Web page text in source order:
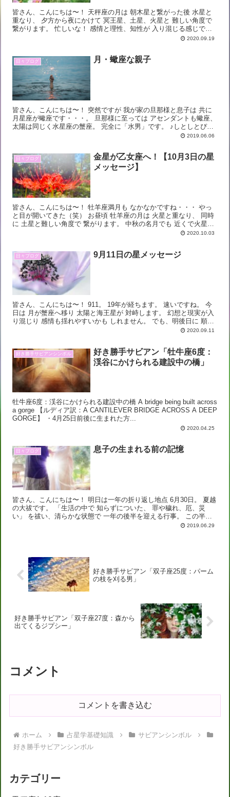
皆さん、こんにちは〜！ 天秤座の月は 朝木星と繋がった後 水星と
重なり、 夕方から夜にかけて 冥王星、土星、火星と 難しい角度で
繋がります。 忙しいな！ 感情と理性、知性が 入り混じる感じでし
2020.09.19
日々ブログ 月・蠍座な親子
皆さん、こんにちは〜！ 突然ですが 我が家の旦那様と息子は 共に
月星座が蠍座です・・・。 旦那様に至っては アセンダントも蠍座、
太陽は同じく水星座の蟹座。 完全に「水男」です。 ♪しとしとぴっ
2019.06.06
日々ブログ
金星が乙女座へ！【10月3日の星
メッセージ】
皆さん、こんにちは〜！ 牡羊座満月も なかなかですね・・・ やっ
と目が開いてきた（笑） お昼頃 牡羊座の月は 火星と重なり、 同時
に 土星と難しい角度で 繋がります。 中秋の名月でも 近くで火星が
2020.10.03
日々ブログ 9月11日の星メッセージ
皆さん、こんにちは〜！ 911。 19年が経ちます。 速いですね。 今
日は 月が蟹座へ移り 太陽と海王星が 対峙します。 幻想と現実が入
り混じり 感情も揺れやすいかも しれません。 でも、明後日に 順行
2020.09.11
好き勝手サビアンシンボル
好き勝手サビアン「牡牛座6度：
渓谷にかけられる建設中の橋」
牡牛座6度：渓谷にかけられる建設中の橋 A bridge being built across
a gorge 【ルディア訳：A CANTILEVER BRIDGE ACROSS A DEEP
GORGE】 ・4月25日前後に生まれた方...
2020.04.25
日々ブログ 息子の生まれる前の記憶
皆さん、こんにちは〜！ 明日は一年の折り返し地点 6月30日。 夏越
の大祓です。 「生活の中で 知らずについた、 罪や穢れ、厄、災
い」 を祓い、清らかな状態で 一年の後半を迎える行事。 この半年
2019.06.29
好き勝手サビアン「双子座25度：パーム
の枝を刈る男」
好き勝手サビアン「双子座27度：森から
出てくるジプシー」
コメント
コメントを書き込む
ホーム 占星学基礎知識
サビアンシンボル
好き勝手サビアンシンボル
カテゴリー